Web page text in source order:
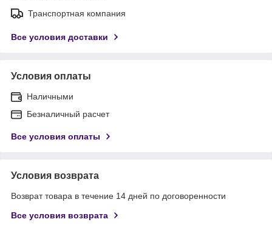
Транспортная компания
Все условия доставки
Условия оплаты
Наличными
Безналичный расчет
Все условия оплаты
Условия возврата
Возврат товара в течение 14 дней по договоренности
Все условия возврата